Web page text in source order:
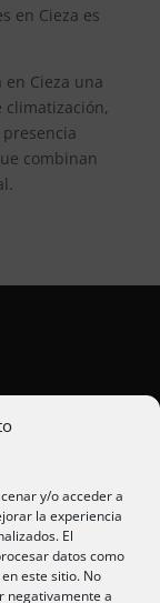
y/o acceder a
la experiencia
El
datos como
este sitio. No
negativamente a
en Cieza es
Cieza una
climatización,
combinan